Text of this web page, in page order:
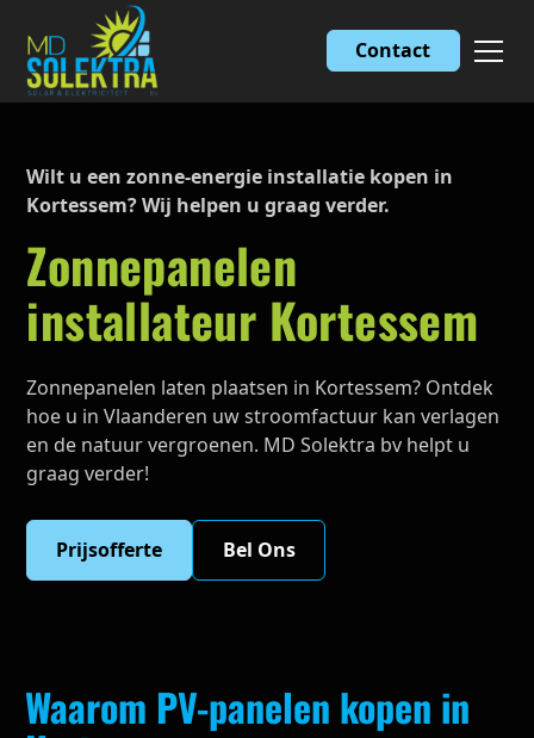
Contact
Wilt u een zonne-energie installatie kopen in
Kortessem? Wij helpen u graag verder.
Zonnepanelen
installateur Kortessem
Zonnepanelen laten plaatsen in Kortessem? Ontdek
hoe u in Vlaanderen uw stroomfactuur kan verlagen
en de natuur vergroenen. MD Solektra bv helpt u
graag verder!
Prijsofferte Bel Ons
Waarom PV-panelen kopen in